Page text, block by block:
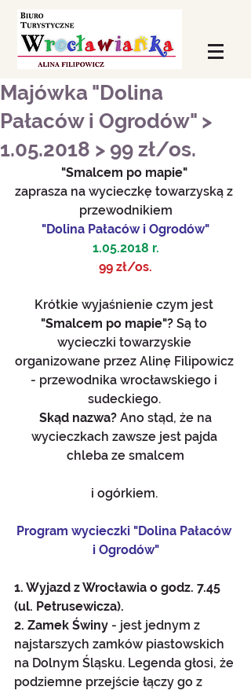
Majówka "Dolina
Pałaców i Ogrodów" >
1.05.2018 > 99 zł/os.
"Smalcem po mapie"
zaprasza na wycieczkę towarzyską z
przewodnikiem
"Dolina Pałaców i Ogrodów"
1.05.2018 r.
99 zł/os.
Krótkie wyjaśnienie czym jest
"Smalcem po mapie"? Są to
wycieczki towarzyskie
organizowane przez Alinę Filipowicz
- przewodnika wrocławskiego i
sudeckiego.
Skąd nazwa? Ano stąd, że na
wycieczkach zawsze jest pajda
chleba ze smalcem
i ogórkiem.
Program wycieczki "Dolina Pałaców
i Ogrodów"
1. Wyjazd z Wrocławia o godz. 7.45
(ul. Petrusewicza).
2. Zamek Świny - jest jednym z
najstarszych zamków piastowskich
na Dolnym Śląsku. Legenda głosi, że
podziemne przejście łączy go z